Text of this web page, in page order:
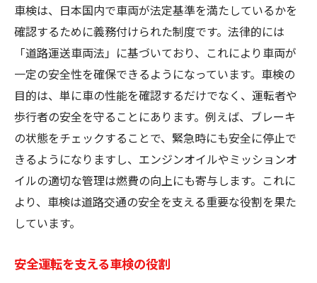
電気系統の点検方法と注意点
費用を抑えるための事前準備
ブレーキのチェックが安全運転の鍵
ブレーキ性能の評価基準
ブレーキパッドとディスクの点検
ブレーキオイルの重要性とその交換時期
異音を感じた際の対処法
ブレーキとタイヤの相関関係
ヘッドライトの明るさを保つ方法
車検は、日本国内で車両が法定基準を満たしているかを
確認するために義務付けられた制度です。法律的には
「道路運送車両法」に基づいており、これにより車両が
一定の安全性を確保できるようになっています。車検の
目的は、単に車の性能を確認するだけでなく、運転者や
歩行者の安全を守ることにあります。例えば、ブレーキ
の状態をチェックすることで、緊急時にも安全に停止で
きるようになりますし、エンジンオイルやミッションオ
イルの適切な管理は燃費の向上にも寄与します。これに
より、車検は道路交通の安全を支える重要な役割を果た
しています。
安全運転を支える車検の役割